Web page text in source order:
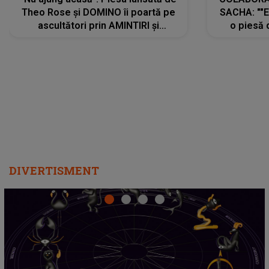
Theo Rose și DOMINO îi poartă pe
ascultători prin AMINTIRI și
SACHA:
o piesă
DIVERTISMENT